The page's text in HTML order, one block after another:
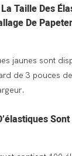
Taille Des
De
jaunes sont
de 3 pouces